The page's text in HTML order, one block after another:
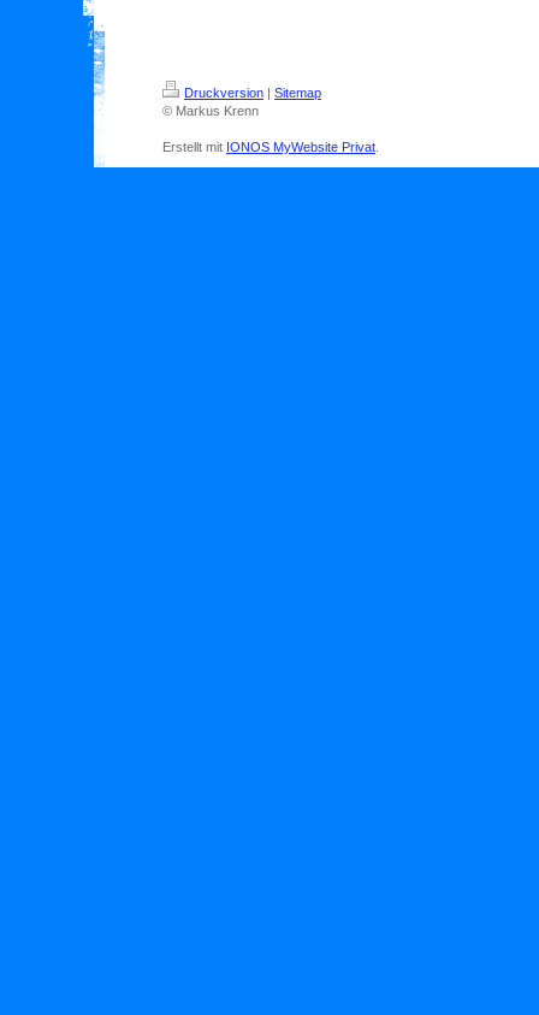
Druckversion | Sitemap
© Markus Krenn
Erstellt mit IONOS MyWebsite Privat